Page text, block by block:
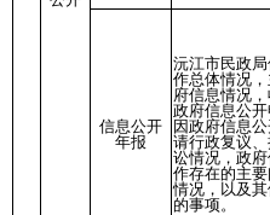
信息公开
年报
沅江市民政
作总体情况
府信息情况
政府信息公开
因政府信息
请行政复议
讼情况，政
作存在的主
情况，以及
的事项。